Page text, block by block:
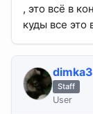
, это всё в
куды все это
Staff
User